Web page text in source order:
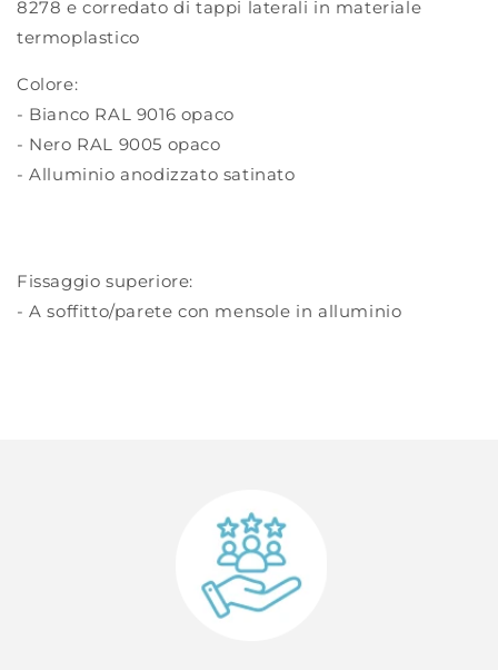
8278 e corredato di tappi laterali in materiale
termoplastico
Colore:
- Bianco RAL 9016 opaco
- Nero RAL 9005 opaco
- Alluminio anodizzato satinato
Fissaggio superiore:
- A soffitto/parete con mensole in alluminio